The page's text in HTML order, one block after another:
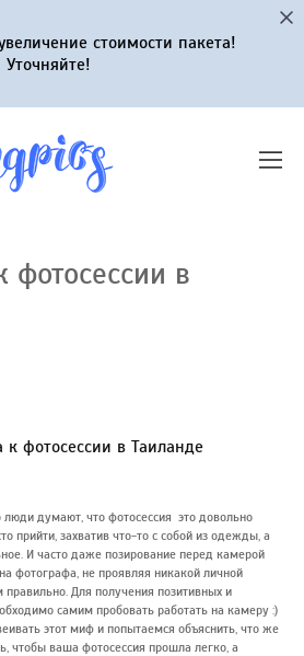
стоимости пакета!
Уточняйте!
фотосессии в
к фотосессии в Таиланде
люди думают, что фотосессия это довольно
прийти, захватив что-то с собой из одежды, а
И часто даже позирование перед камерой
фотографа, не проявляя никакой личной
правильно. Для получения позитивных и
самим пробовать работать на камеру :)
этот миф и попытаемся объяснить, что же
чтобы ваша фотосессия прошла легко, а